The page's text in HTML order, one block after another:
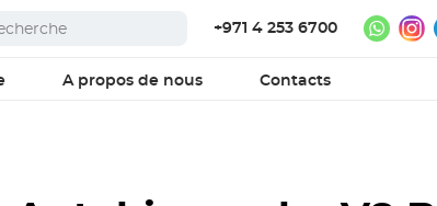
+971 4 253 6700
A propos de nous Contacts